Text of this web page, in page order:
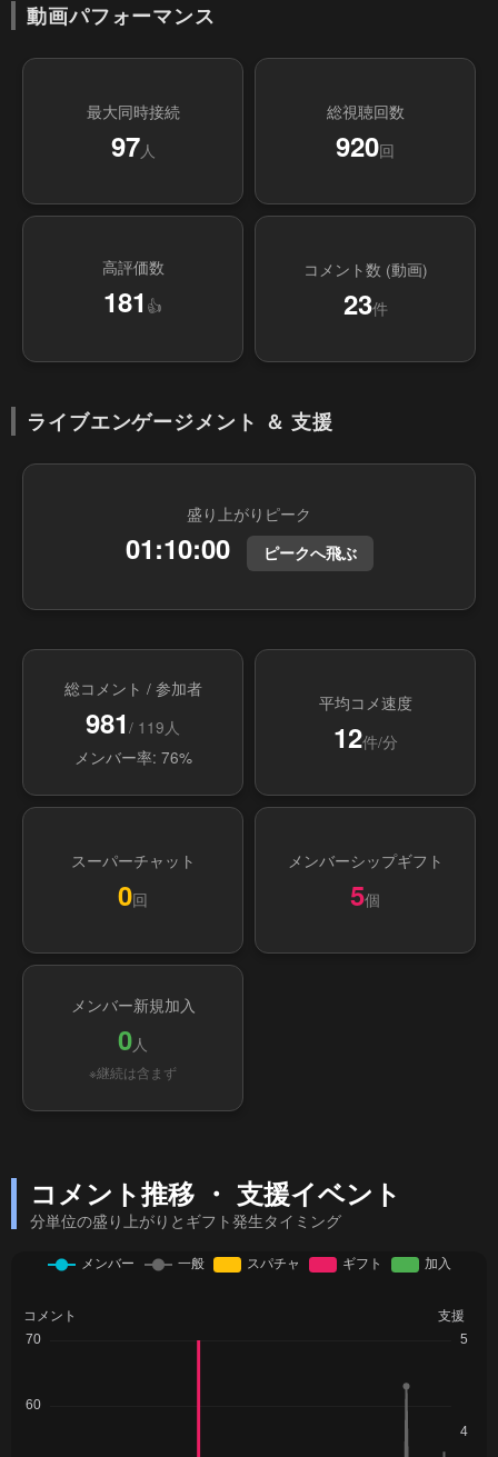
動画パフォーマンス
最大同時接続
97人
総視聴回数
920回
高評価数
181 👍
コメント数 (動画)
23件
ライブエンゲージメント ＆ 支援
盛り上がりピーク
01:10:00 ピークへ飛ぶ
総コメント / 参加者
981 / 119人
メンバー率: 76%
平均コメ速度
12件/分
スーパーチャット
0回
メンバーシップギフト
5個
メンバー新規加入
0人
※継続は含まず
コメント推移 ・ 支援イベント
分単位の盛り上がりとギフト発生タイミング